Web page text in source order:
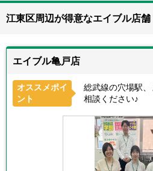
江東区周辺が得意なエイブル店舗
エイブル亀戸店
オススメポイ
ント
総武線の穴場駅
相談ください♪